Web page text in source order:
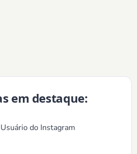
em destaque:
do Instagram